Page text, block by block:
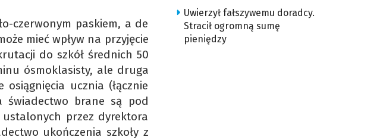
czerwonym paskiem, a de
mieć wpływ na przyjęcie
do szkół średnich 50
ósmoklasisty, ale druga
ucznia (łącznie
świadectwo brane są pod
przez dyrektora
ukończenia szkoły z
Uwierzył fałszywemu doradcy.
Stracił ogromną sumę
pieniędzy